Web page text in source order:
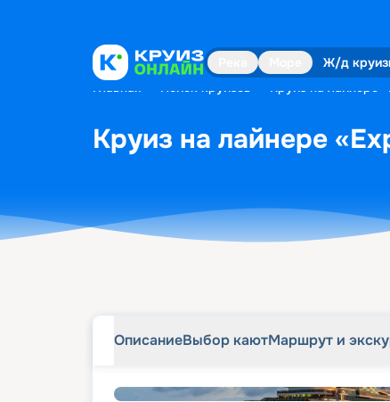
Ж/д
Главная Поиск круизов Круиз на лайнере
Круиз на лайнере
ОписаниеВыбор каютМаршрут и